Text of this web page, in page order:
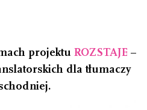
projektu ROZSTAJE –
dla tłumaczy